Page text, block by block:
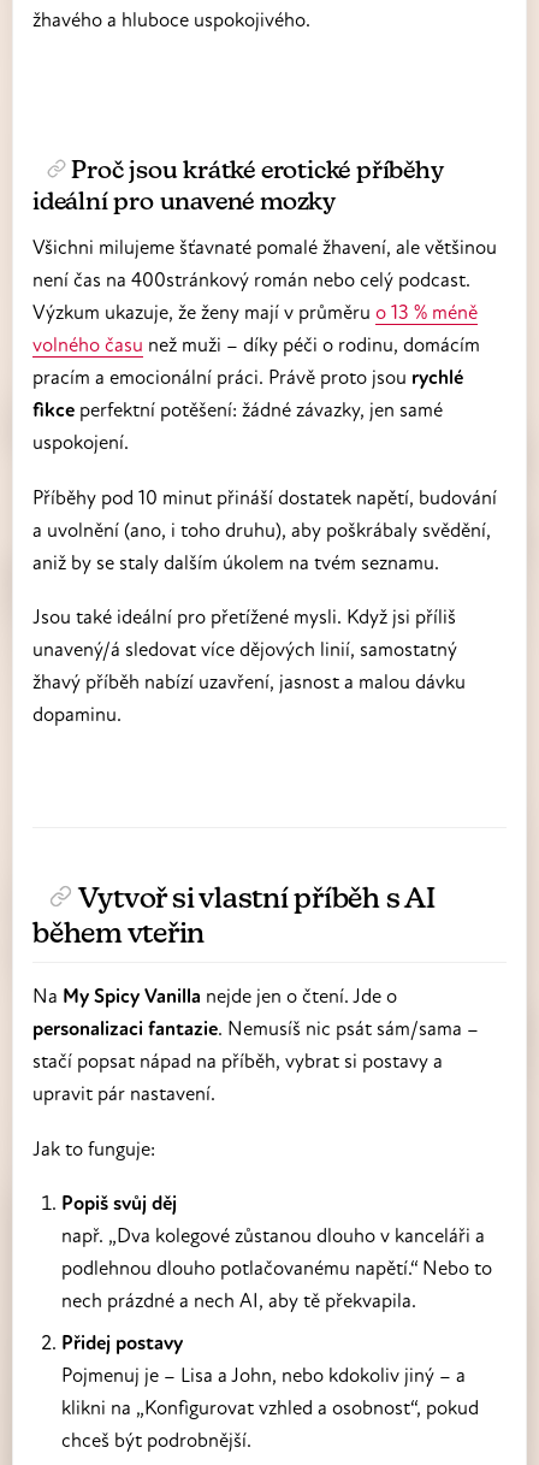
žhavého a hluboce uspokojivého.
Proč jsou krátké erotické příběhy
ideální pro unavené mozky
Všichni milujeme šťavnaté pomalé žhavení, ale většinou
není čas na 400stránkový román nebo celý podcast.
Výzkum ukazuje, že ženy mají v průměru o 13 % méně
volného času než muži – díky péči o rodinu, domácím
pracím a emocionální práci. Právě proto jsou rychlé
fikce perfektní potěšení: žádné závazky, jen samé
uspokojení.
Příběhy pod 10 minut přináší dostatek napětí, budování
a uvolnění (ano, i toho druhu), aby poškrábaly svědění,
aniž by se staly dalším úkolem na tvém seznamu.
Jsou také ideální pro přetížené mysli. Když jsi příliš
unavený/á sledovat více dějových linií, samostatný
žhavý příběh nabízí uzavření, jasnost a malou dávku
dopaminu.
Vytvoř si vlastní příběh s AI
během vteřin
Na My Spicy Vanilla nejde jen o čtení. Jde o
personalizaci fantazie. Nemusíš nic psát sám/sama –
stačí popsat nápad na příběh, vybrat si postavy a
upravit pár nastavení.
Jak to funguje:
Popiš svůj děj
např. „Dva kolegové zůstanou dlouho v kanceláři a
podlehnou dlouho potlačovanému napětí.“ Nebo to
nech prázdné a nech AI, aby tě překvapila.
Přidej postavy
Pojmenuj je – Lisa a John, nebo kdokoliv jiný – a
klikni na „Konfigurovat vzhled a osobnost“, pokud
chceš být podrobnější.